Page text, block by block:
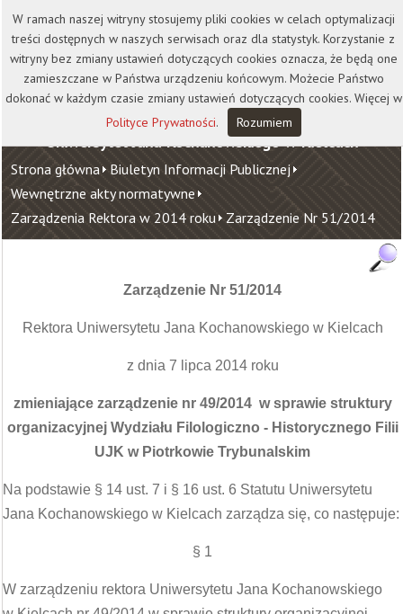
Kontakt Biblioteka
Wydawnictwo
Wirtualna Uczelnia
Uniwersytet Jana Kochanowskiego w Kielcach
Strona główna Biuletyn Informacji Publicznej
Wewnętrzne akty normatywne
Zarządzenia Rektora w 2014 roku Zarządzenie Nr 51/2014
Zarządzenie Nr 51/2014
Rektora Uniwersytetu Jana Kochanowskiego w Kielcach
z dnia 7 lipca 2014 roku
zmieniające zarządzenie nr 49/2014 w sprawie struktury
organizacyjnej Wydziału Filologiczno - Historycznego Filii
UJK w Piotrkowie Trybunalskim
Na podstawie § 14 ust. 7 i § 16 ust. 6 Statutu Uniwersytetu
Jana Kochanowskiego w Kielcach zarządza się, co następuje:
§ 1
W zarządzeniu rektora Uniwersytetu Jana Kochanowskiego
W ramach naszej witryny stosujemy pliki cookies w celach optymalizacji
treści dostępnych w naszych serwisach oraz dla statystyk. Korzystanie z
witryny bez zmiany ustawień dotyczących cookies oznacza, że będą one
zamieszczane w Państwa urządzeniu końcowym. Możecie Państwo
dokonać w każdym czasie zmiany ustawień dotyczących cookies. Więcej w
Polityce Prywatności. Rozumiem